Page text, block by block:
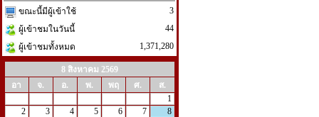
ขณะนี้มีผู้เข้าใช้
3
ผู้เข้าชมในวันนี้
44
ผู้เข้าชมทั้งหมด
1,371,280
8 สิงหาคม 2569
อา
จ. อ. พ. พฤ ศ.
ส.
1
2
3 4 5 6 7
8